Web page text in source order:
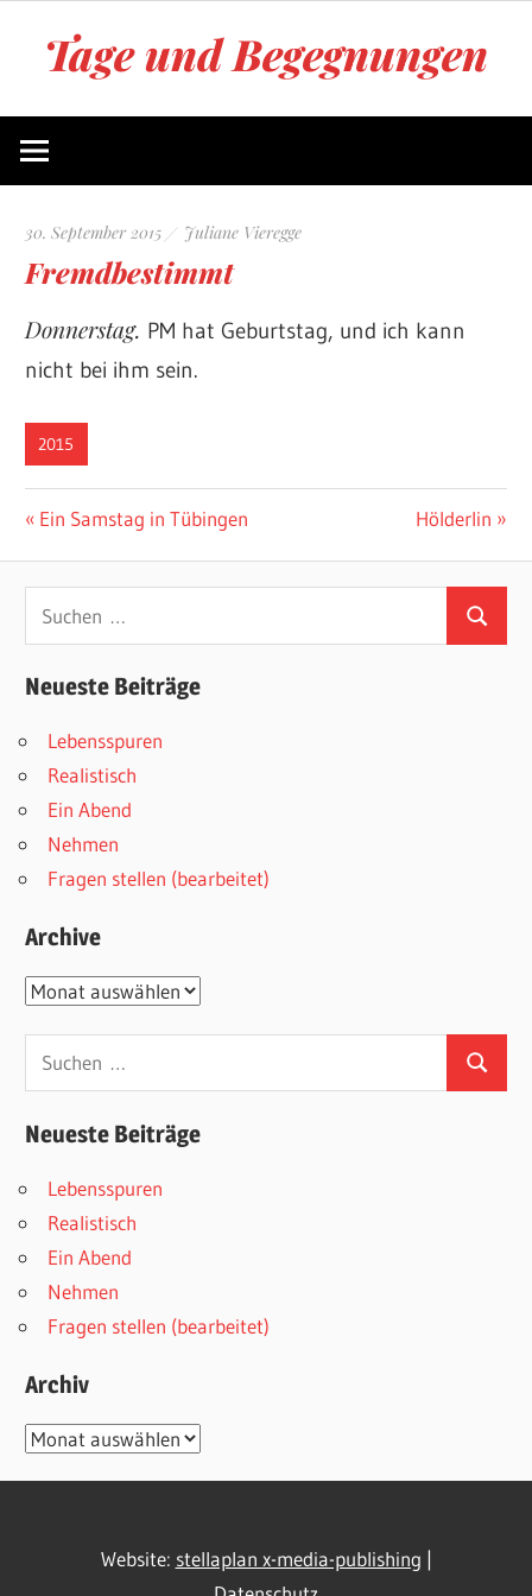
Tage und Begegnungen
von
30. September 2015 Juliane Vieregge
Fremdbestimmt
Donnerstag. PM hat Geburtstag, und ich kann
nicht bei ihm sein.
2015
Beitragsnavigation
Vorheriger
Ein Samstag in Tübingen
Nächster
Hölderlin
Suchen
nach:
Suchen
Neueste Beiträge
Lebensspuren
Realistisch
Ein Abend
Nehmen
Fragen stellen (bearbeitet)
Archive
Archive
Suchen
nach:
Suchen
Neueste Beiträge
Lebensspuren
Realistisch
Ein Abend
Nehmen
Fragen stellen (bearbeitet)
Archiv
Archiv
Website: stellaplan x-media-publishing |